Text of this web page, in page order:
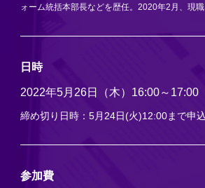
ォーム統括本部長などを歴任。2020年2月、現職
日時
2022年5月26日（木）16:00～17:00
締め切り日時：5月24日(火)12:00まで申
参加費